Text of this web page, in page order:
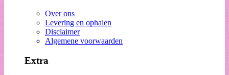
Over ons
Levering en ophalen
Disclaimer
Algemene voorwaarden
Extra